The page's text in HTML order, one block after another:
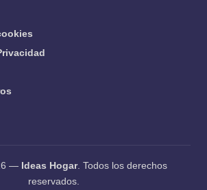
— Ideas Hogar. Todos los derechos
reservados.